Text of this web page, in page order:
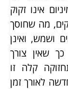
אינו זקוק
מה שחוסך
ושמש, ואינן
שאין צורך
קלה זו
לאורך זמן